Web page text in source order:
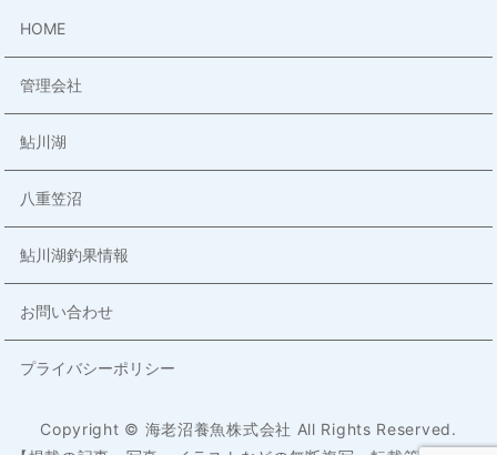
HOME
管理会社
鮎川湖
八重笠沼
鮎川湖釣果情報
お問い合わせ
プライバシーポリシー
Copyright © 海老沼養魚株式会社 All Rights Reserved.